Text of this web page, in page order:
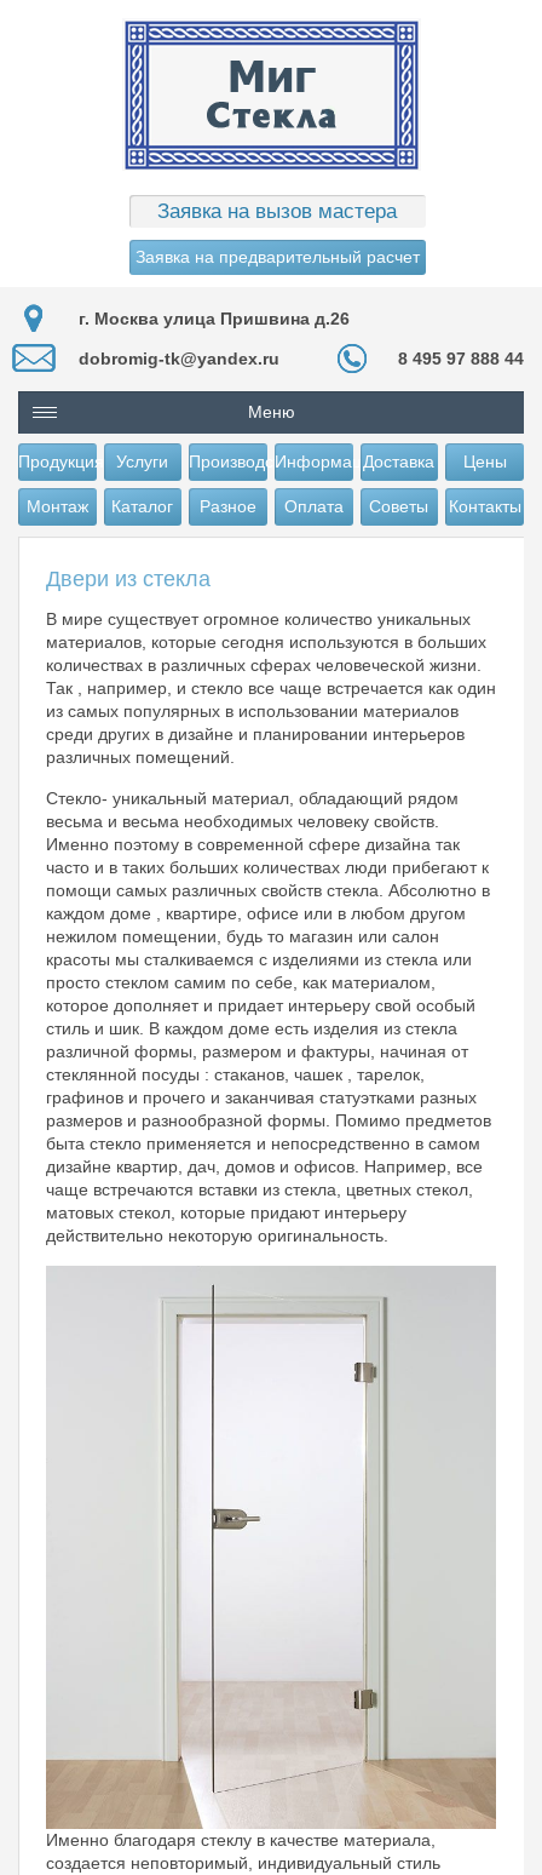
Заявка на вызов мастера
Заявка на предварительный расчет
г. Москва улица Пришвина д.26
dobromig-tk@yandex.ru 8 495 97 888 44
Меню
Продукция Услуги ПроизводствоИнформацияДоставка Цены
Монтаж Каталог Разное Оплата Советы Контакты
Двери из стекла
В мире существует огромное количество уникальных
материалов, которые сегодня используются в больших
количествах в различных сферах человеческой жизни.
Так , например, и стекло все чаще встречается как один
из самых популярных в использовании материалов
среди других в дизайне и планировании интерьеров
различных помещений.
Стекло- уникальный материал, обладающий рядом
весьма и весьма необходимых человеку свойств.
Именно поэтому в современной сфере дизайна так
часто и в таких больших количествах люди прибегают к
помощи самых различных свойств стекла. Абсолютно в
каждом доме , квартире, офисе или в любом другом
нежилом помещении, будь то магазин или салон
красоты мы сталкиваемся с изделиями из стекла или
просто стеклом самим по себе, как материалом,
которое дополняет и придает интерьеру свой особый
стиль и шик. В каждом доме есть изделия из стекла
различной формы, размером и фактуры, начиная от
стеклянной посуды : стаканов, чашек , тарелок,
графинов и прочего и заканчивая статуэтками разных
размеров и разнообразной формы. Помимо предметов
быта стекло применяется и непосредственно в самом
дизайне квартир, дач, домов и офисов. Например, все
чаще встречаются вставки из стекла, цветных стекол,
матовых стекол, которые придают интерьеру
действительно некоторую оригинальность.
Именно благодаря стеклу в качестве материала,
создается неповторимый, индивидуальный стиль